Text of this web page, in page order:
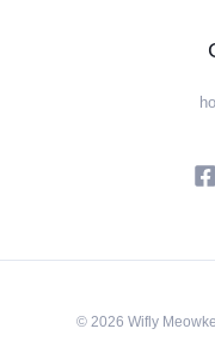
© 2026 Wifly